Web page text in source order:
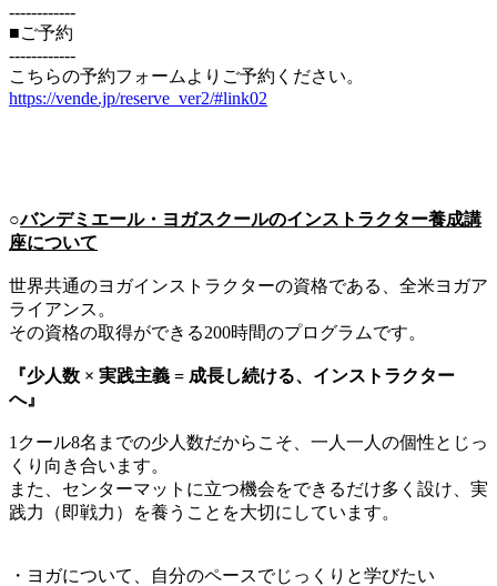
------------
■ご予約
------------
こちらの予約フォームよりご予約ください。
https://vende.jp/reserve_ver2/#link02
○バンデミエール・ヨガスクールのインストラクター養成講
座について
世界共通のヨガインストラクターの資格である、全米ヨガア
ライアンス。
その資格の取得ができる200時間のプログラムです。
『少人数 × 実践主義 = 成長し続ける、インストラクター
へ』
1クール8名までの少人数だからこそ、一人一人の個性とじっ
くり向き合います。
また、センターマットに立つ機会をできるだけ多く設け、実
践力（即戦力）を養うことを大切にしています。
・ヨガについて、自分のペースでじっくりと学びたい